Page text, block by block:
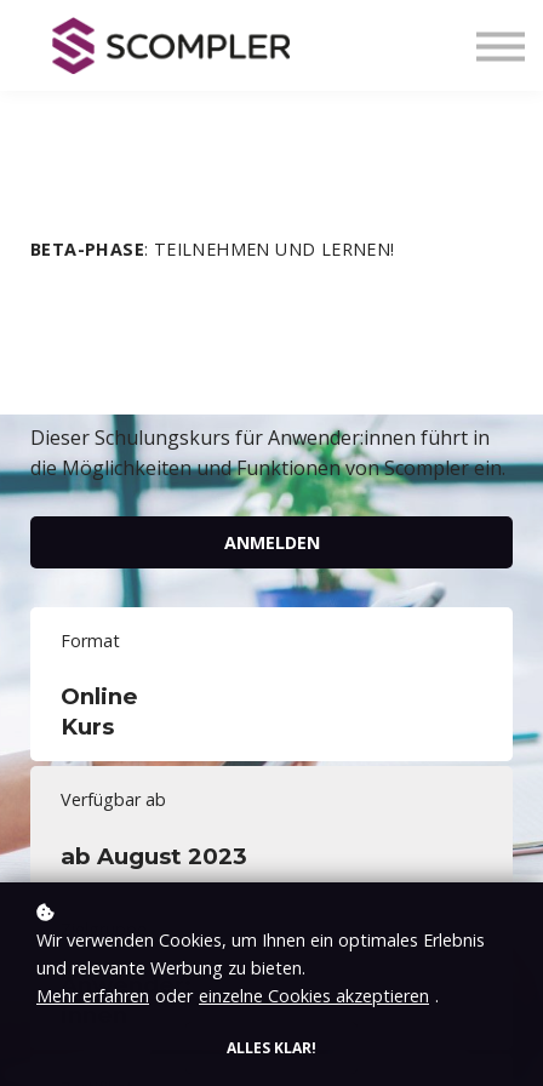
Über Scompler
BETA-PHASE: TEILNEHMEN UND LERNEN!
Dieser Schulungskurs für Anwender:innen führt in
die Möglichkeiten und Funktionen von Scompler ein.
ANMELDEN
Format
Online
Kurs
Verfügbar ab
ab August 2023
Zielgruppe
Anwender:
Wir verwenden Cookies, um Ihnen ein optimales Erlebnis
und relevante Werbung zu bieten.
Mehr erfahren oder einzelne Cookies akzeptieren .
ALLES KLAR!